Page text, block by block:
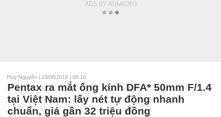
Huy Nguyễn | 19/08/2018 | 08:10
Pentax ra mắt ống kính DFA* 50mm F/1.4
tại Việt Nam: lấy nét tự động nhanh
chuẩn, giá gần 32 triệu đồng